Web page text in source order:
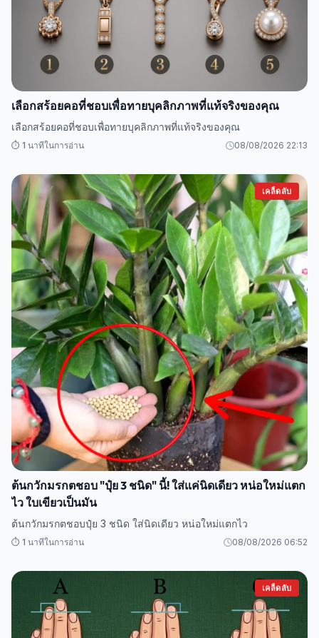
เลือกสร้อยคอที่ชอบเพื่อทายบุคลิกภาพที่แท้จริงของคุณ
เลือกสร้อยคอที่ชอบเพื่อทายบุคลิกภาพที่แท้จริงของคุณ
⏱️ 1 นาทีในการอ่าน 08/08/2026 22:13
เคล็ดลับ
ต้นกวักมรกตชอบ "ปุ๋ย 3 ชนิด" นี้! ใส่แค่นิดเดียว หน่อใหม่แตก
ไว ใบเขียวเป็นมัน
ต้นกวักมรกตชอบปุ๋ย 3 ชนิด ใส่นิดเดียว หน่อใหม่แตกไว
⏱️ 1 นาทีในการอ่าน 08/08/2026 06:52
เคล็ดลับ